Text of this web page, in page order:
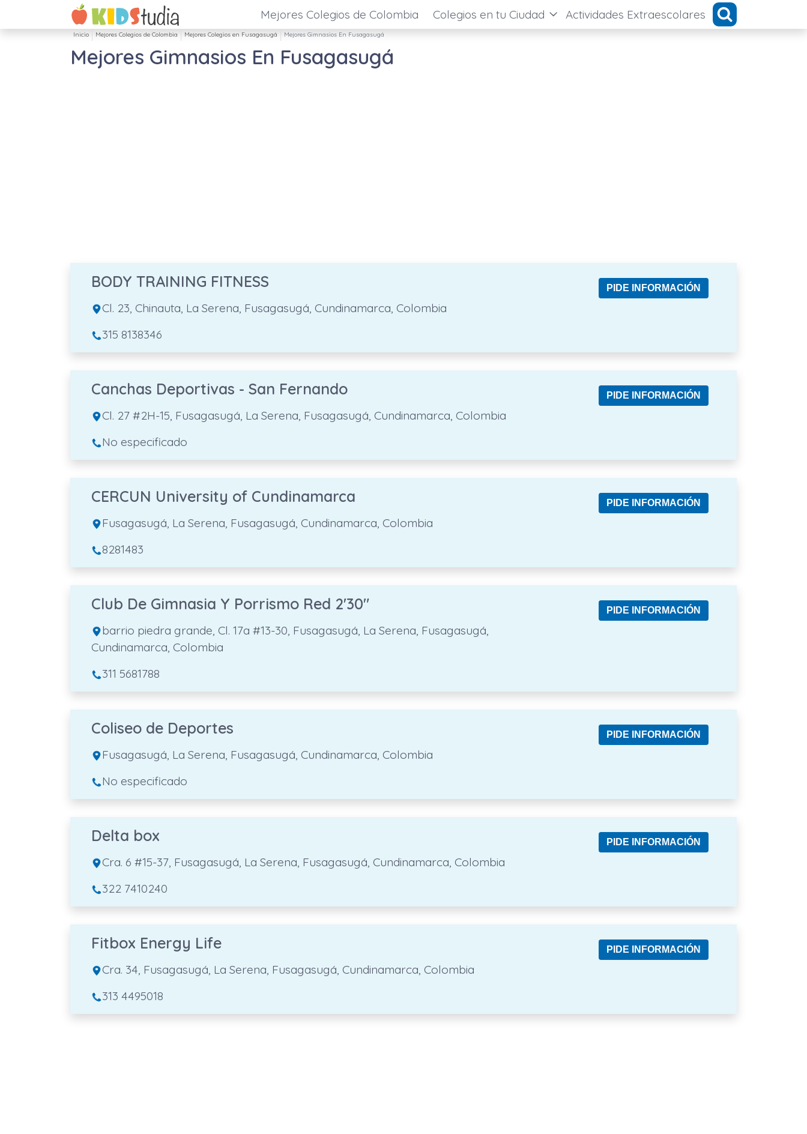
Mejores Colegios de Colombia Colegios en tu Ciudad Actividades Extraescolares
Inicio Mejores Colegios de Colombia Mejores Colegios en Fusagasugá Mejores Gimnasios En Fusagasugá
Mejores Gimnasios En Fusagasugá
BODY TRAINING FITNESS
Cl. 23, Chinauta, La Serena, Fusagasugá, Cundinamarca, Colombia
315 8138346
PIDE INFORMACIÓN
Canchas Deportivas - San Fernando
Cl. 27 #2H-15, Fusagasugá, La Serena, Fusagasugá, Cundinamarca, Colombia
No especificado
PIDE INFORMACIÓN
CERCUN University of Cundinamarca
Fusagasugá, La Serena, Fusagasugá, Cundinamarca, Colombia
8281483
PIDE INFORMACIÓN
Club De Gimnasia Y Porrismo Red 2'30"
barrio piedra grande, Cl. 17a #13-30, Fusagasugá, La Serena, Fusagasugá,
Cundinamarca, Colombia
311 5681788
PIDE INFORMACIÓN
Coliseo de Deportes
Fusagasugá, La Serena, Fusagasugá, Cundinamarca, Colombia
No especificado
PIDE INFORMACIÓN
Delta box
Cra. 6 #15-37, Fusagasugá, La Serena, Fusagasugá, Cundinamarca, Colombia
322 7410240
PIDE INFORMACIÓN
Fitbox Energy Life
Cra. 34, Fusagasugá, La Serena, Fusagasugá, Cundinamarca, Colombia
313 4495018
PIDE INFORMACIÓN